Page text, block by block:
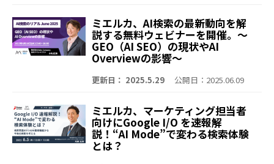
ミエルカ、AI検索の最新動向を解
説する無料ウェビナーを開催。～
GEO（AI SEO）の現状やAI
Overviewの影響～
更新日： 2025.5.29 公開日：2025.06.09
ミエルカ、マーケティング担当者
向けにGoogle I/O を速報解
説！“AI Mode”で変わる検索体験
とは？